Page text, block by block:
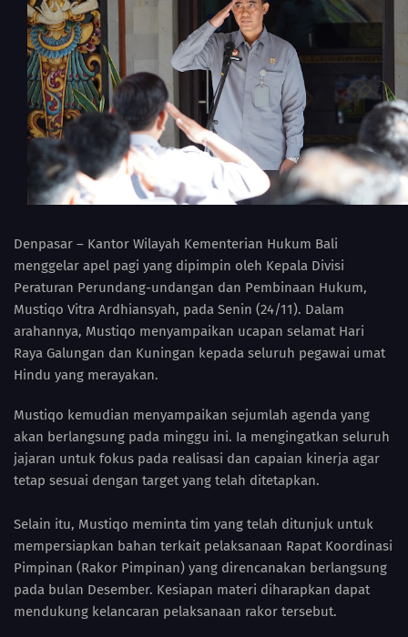
Denpasar – Kantor Wilayah Kementerian Hukum Bali
menggelar apel pagi yang dipimpin oleh Kepala Divisi
Peraturan Perundang-undangan dan Pembinaan Hukum,
Mustiqo Vitra Ardhiansyah, pada Senin (24/11). Dalam
arahannya, Mustiqo menyampaikan ucapan selamat Hari
Raya Galungan dan Kuningan kepada seluruh pegawai umat
Hindu yang merayakan.
Mustiqo kemudian menyampaikan sejumlah agenda yang
akan berlangsung pada minggu ini. Ia mengingatkan seluruh
jajaran untuk fokus pada realisasi dan capaian kinerja agar
tetap sesuai dengan target yang telah ditetapkan.
Selain itu, Mustiqo meminta tim yang telah ditunjuk untuk
mempersiapkan bahan terkait pelaksanaan Rapat Koordinasi
Pimpinan (Rakor Pimpinan) yang direncanakan berlangsung
pada bulan Desember. Kesiapan materi diharapkan dapat
mendukung kelancaran pelaksanaan rakor tersebut.